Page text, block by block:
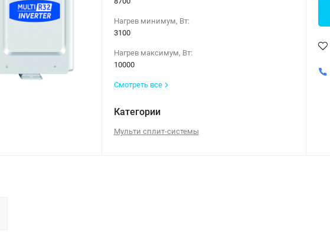
Нагрев минимум, Вт:
3100
Нагрев максимум, Вт:
10000
Смотреть все
Категории
Мульти сплит-системы